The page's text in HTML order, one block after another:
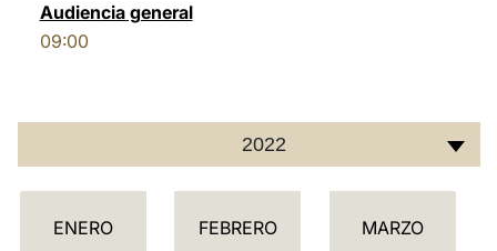
Audiencia general
09:00
2022
C
ENERO FEBRERO MARZO